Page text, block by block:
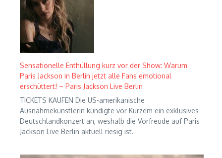
Sensationelle Enthüllung kurz vor der Show: Warum
Paris Jackson in Berlin jetzt alle Fans emotional
erschüttert! – Paris Jackson Live Berlin
TICKETS KAUFEN Die US-amerikanische
Ausnahmekünstlerin kündigte vor Kurzem ein exklusives
Deutschlandkonzert an, weshalb die Vorfreude auf Paris
Jackson Live Berlin aktuell riesig ist.